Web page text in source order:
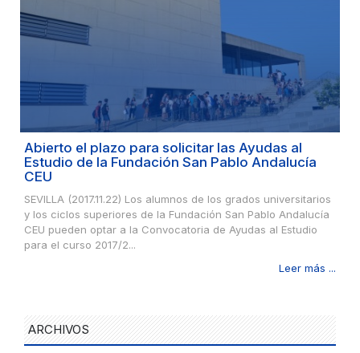
Abierto el plazo para solicitar las Ayudas al
Estudio de la Fundación San Pablo Andalucía
CEU
SEVILLA (2017.11.22) Los alumnos de los grados universitarios
y los ciclos superiores de la Fundación San Pablo Andalucía
CEU pueden optar a la Convocatoria de Ayudas al Estudio
para el curso 2017/2...
Leer más ...
ARCHIVOS